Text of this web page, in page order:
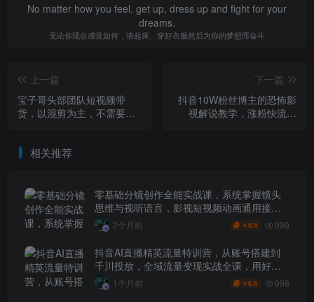
No matter how you feel, get up, dress up and fight for your
dreams.
无论你现在感觉如何，请起床、穿好衣服然后为你的梦想而奋斗
上一篇
宝子哥头部团队短视频带
货，以混剪为主，不需要真
下一篇
抖音10W粉丝博主的恐怖影
视解说教学，涨粉快流量
相关推荐
零基础分镜创作全能实战课，系统掌握镜头
思维与视听语言，影视短视频动画通用接单
技能2个月前 ￥6.6 999
抖音AI直播精英流量特训营，从账号搭建到
千川投放，全域流量变现实战全课，用好工
具让賺钱更简单
1个月前 ￥6.6 998